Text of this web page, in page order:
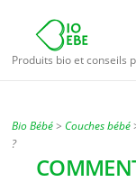
contenu
Produits bio et conseils
Bio Bébé>Couches bébé
?